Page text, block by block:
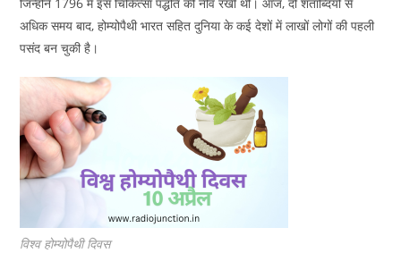
अधिक समय बाद, होम्योपैथी भारत सहित दुनिया के कई देशों में लाखों लोगों की पहली
पसंद बन चुकी है।
विश्व होम्योपैथी दिवस